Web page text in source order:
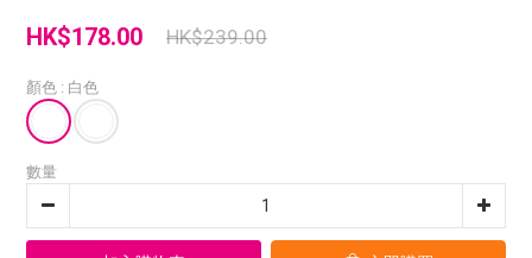
HK$178.00 HK$239.00
顏色 : 白色
數量